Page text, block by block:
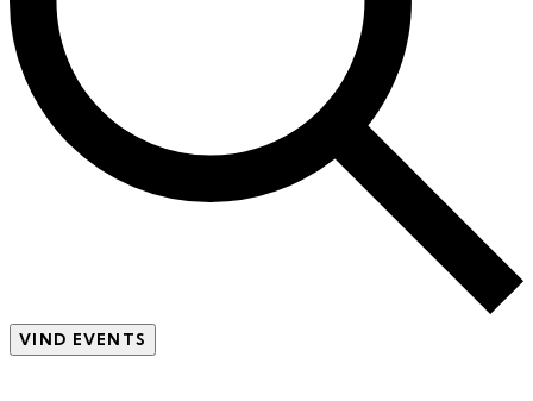
VIND EVENTS